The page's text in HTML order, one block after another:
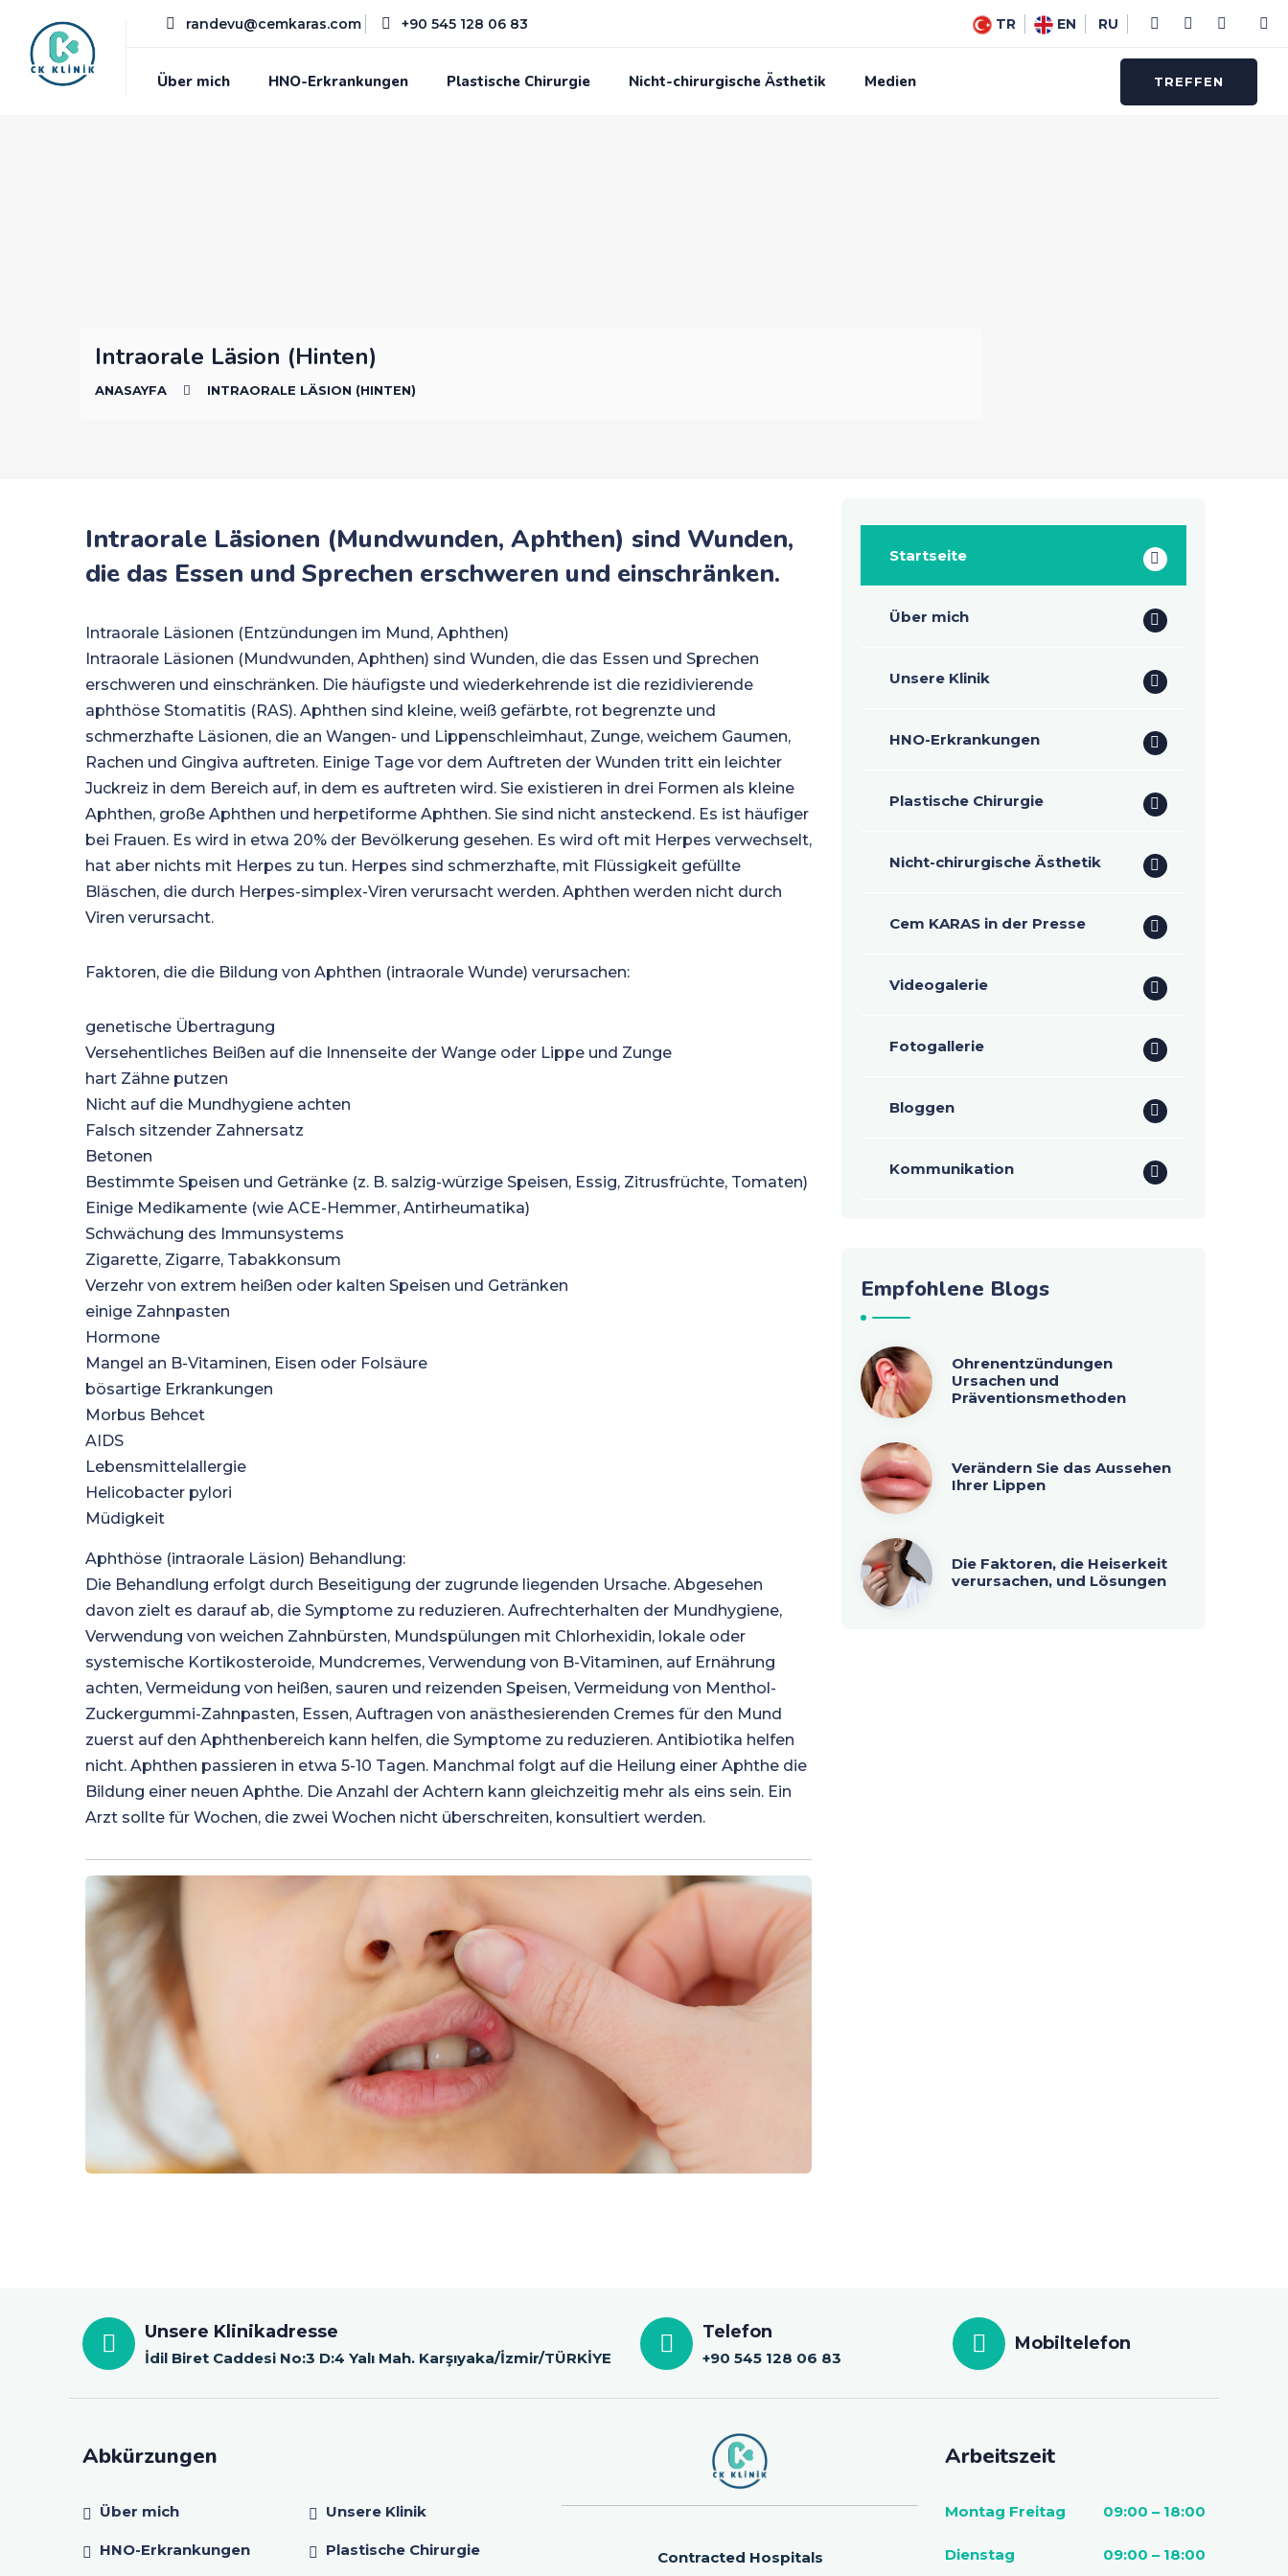
randevu@cemkaras.com +90 545 128 06 83 TR EN RU
Über mich HNO-Erkrankungen Plastische Chirurgie Nicht-chirurgische Ästhetik Medien TREFFEN
Intraorale Läsion (hinten)
ANASAYFA INTRAORALE LÄSION (HINTEN)
Intraorale Läsionen (Mundwunden, Aphthen) sind Wunden,
die das Essen und Sprechen erschweren und einschränken.
Intraorale Läsionen (Entzündungen im Mund, Aphthen)
Intraorale Läsionen (Mundwunden, Aphthen) sind Wunden, die das Essen und Sprechen
erschweren und einschränken. Die häufigste und wiederkehrende ist die rezidivierende
aphthöse Stomatitis (RAS). Aphthen sind kleine, weiß gefärbte, rot begrenzte und
schmerzhafte Läsionen, die an Wangen- und Lippenschleimhaut, Zunge, weichem Gaumen,
Rachen und Gingiva auftreten. Einige Tage vor dem Auftreten der Wunden tritt ein leichter
Juckreiz in dem Bereich auf, in dem es auftreten wird. Sie existieren in drei Formen als kleine
Aphthen, große Aphthen und herpetiforme Aphthen. Sie sind nicht ansteckend. Es ist häufiger
bei Frauen. Es wird in etwa 20% der Bevölkerung gesehen. Es wird oft mit Herpes verwechselt,
hat aber nichts mit Herpes zu tun. Herpes sind schmerzhafte, mit Flüssigkeit gefüllte
Bläschen, die durch Herpes-simplex-Viren verursacht werden. Aphthen werden nicht durch
Viren verursacht.
Faktoren, die die Bildung von Aphthen (intraorale Wunde) verursachen:
genetische Übertragung
Versehentliches Beißen auf die Innenseite der Wange oder Lippe und Zunge
hart Zähne putzen
Nicht auf die Mundhygiene achten
Falsch sitzender Zahnersatz
Betonen
Bestimmte Speisen und Getränke (z. B. salzig-würzige Speisen, Essig, Zitrusfrüchte, Tomaten)
Einige Medikamente (wie ACE-Hemmer, Antirheumatika)
Schwächung des Immunsystems
Zigarette, Zigarre, Tabakkonsum
Verzehr von extrem heißen oder kalten Speisen und Getränken
einige Zahnpasten
Hormone
Mangel an B-Vitaminen, Eisen oder Folsäure
bösartige Erkrankungen
Morbus Behcet
AIDS
Lebensmittelallergie
Helicobacter pylori
Müdigkeit
Aphthöse (intraorale Läsion) Behandlung:
Die Behandlung erfolgt durch Beseitigung der zugrunde liegenden Ursache. Abgesehen
davon zielt es darauf ab, die Symptome zu reduzieren. Aufrechterhalten der Mundhygiene,
Verwendung von weichen Zahnbürsten, Mundspülungen mit Chlorhexidin, lokale oder
systemische Kortikosteroide, Mundcremes, Verwendung von B-Vitaminen, auf Ernährung
achten, Vermeidung von heißen, sauren und reizenden Speisen, Vermeidung von Menthol-
Zuckergummi-Zahnpasten, Essen, Auftragen von anästhesierenden Cremes für den Mund
zuerst auf den Aphthenbereich kann helfen, die Symptome zu reduzieren. Antibiotika helfen
nicht. Aphthen passieren in etwa 5-10 Tagen. Manchmal folgt auf die Heilung einer Aphthe die
Bildung einer neuen Aphthe. Die Anzahl der Achtern kann gleichzeitig mehr als eins sein. Ein
Arzt sollte für Wochen, die zwei Wochen nicht überschreiten, konsultiert werden.
Startseite
Über mich
Unsere Klinik
HNO-Erkrankungen
Plastische Chirurgie
Nicht-chirurgische Ästhetik
Cem KARAS in der Presse
Videogalerie
Fotogallerie
Bloggen
Kommunikation
Empfohlene Blogs
Ohrenentzündungen
Ursachen und
Präventionsmethoden
Verändern Sie das Aussehen
Ihrer Lippen
Die Faktoren, die Heiserkeit
verursachen, und Lösungen
Unsere Klinikadresse
İdil Biret Caddesi No:3 D:4 Yalı Mah. Karşıyaka/İzmir/TÜRKİYE
Telefon
+90 545 128 06 83
Mobiltelefon
Abkürzungen
Über mich Unsere Klinik
HNO-Erkrankungen
Plastische Chirurgie
Contracted Hospitals
Arbeitszeit
Montag Freitag 09:00 – 18:00
Dienstag 09:00 – 18:00